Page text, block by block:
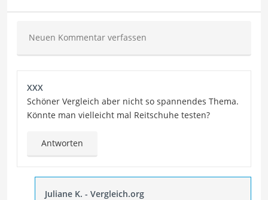
Neuen Kommentar verfassen
XXX
Schöner Vergleich aber nicht so spannendes Thema.
Könnte man vielleicht mal Reitschuhe testen?
Antworten
Juliane K. - Vergleich.org